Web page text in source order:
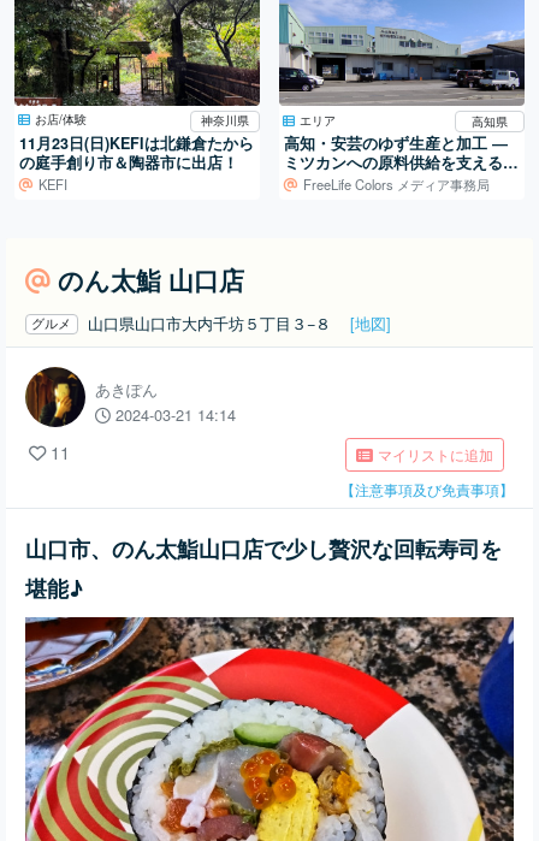
お店/体験 神奈川県
11月23日(日)KEFIは北鎌倉たから
の庭手創り市＆陶器市に出店！
KEFI
エリア 高知県
高知・安芸のゆず生産と加工 ―
ミツカンへの原料供給を支える仕
組みFreeLife Colors メディア事務局
のん太鮨 山口店
グルメ 山口県山口市大内千坊５丁目３−８ [地図]
あきぽん
2024-03-21 14:14
11
マイリストに追加
【注意事項及び免責事項】
山口市、のん太鮨山口店で少し贅沢な回転寿司を
堪能♪